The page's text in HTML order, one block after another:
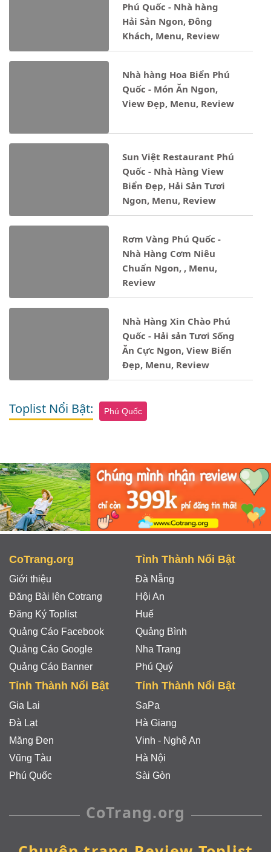
Phú Quốc - Nhà hàng
Hải Sản Ngon, Đông
Khách, Menu, Review
Nhà hàng Hoa Biển Phú
Quốc - Món Ăn Ngon,
View Đẹp, Menu, Review
Sun Việt Restaurant Phú
Quốc - Nhà Hàng View
Biển Đẹp, Hải Sản Tươi
Ngon, Menu, Review
Rơm Vàng Phú Quốc -
Nhà Hàng Cơm Niêu
Chuẩn Ngon, , Menu,
Review
Nhà Hàng Xin Chào Phú
Quốc - Hải sản Tươi Sống
Ăn Cực Ngon, View Biển
Đẹp, Menu, Review
Toplist Nổi Bật: Phú Quốc
CoTrang.org
Giới thiệu
Đăng Bài lên Cotrang
Đăng Ký Toplist
Quảng Cáo Facebook
Quảng Cáo Google
Quảng Cáo Banner
Tỉnh Thành Nổi Bật
Đà Nẵng
Hội An
Huế
Quảng Bình
Nha Trang
Phú Quý
Tỉnh Thành Nổi Bật
Gia Lai
Đà Lạt
Măng Đen
Vũng Tàu
Phú Quốc
Tỉnh Thành Nổi Bật
SaPa
Hà Giang
Vinh - Nghệ An
Hà Nội
Sài Gòn
CoTrang.org